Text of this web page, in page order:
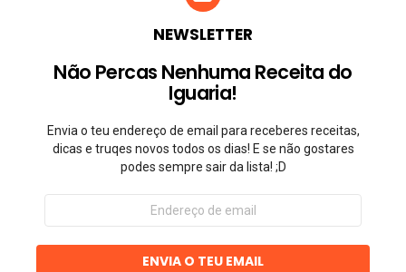
NEWSLETTER
Não Percas Nenhuma Receita do
Iguaria!
Envia o teu endereço de email para receberes receitas,
dicas e truqes novos todos os dias! E se não gostares
podes sempre sair da lista! ;D
Endereço
email
ENVIA O TEU EMAIL